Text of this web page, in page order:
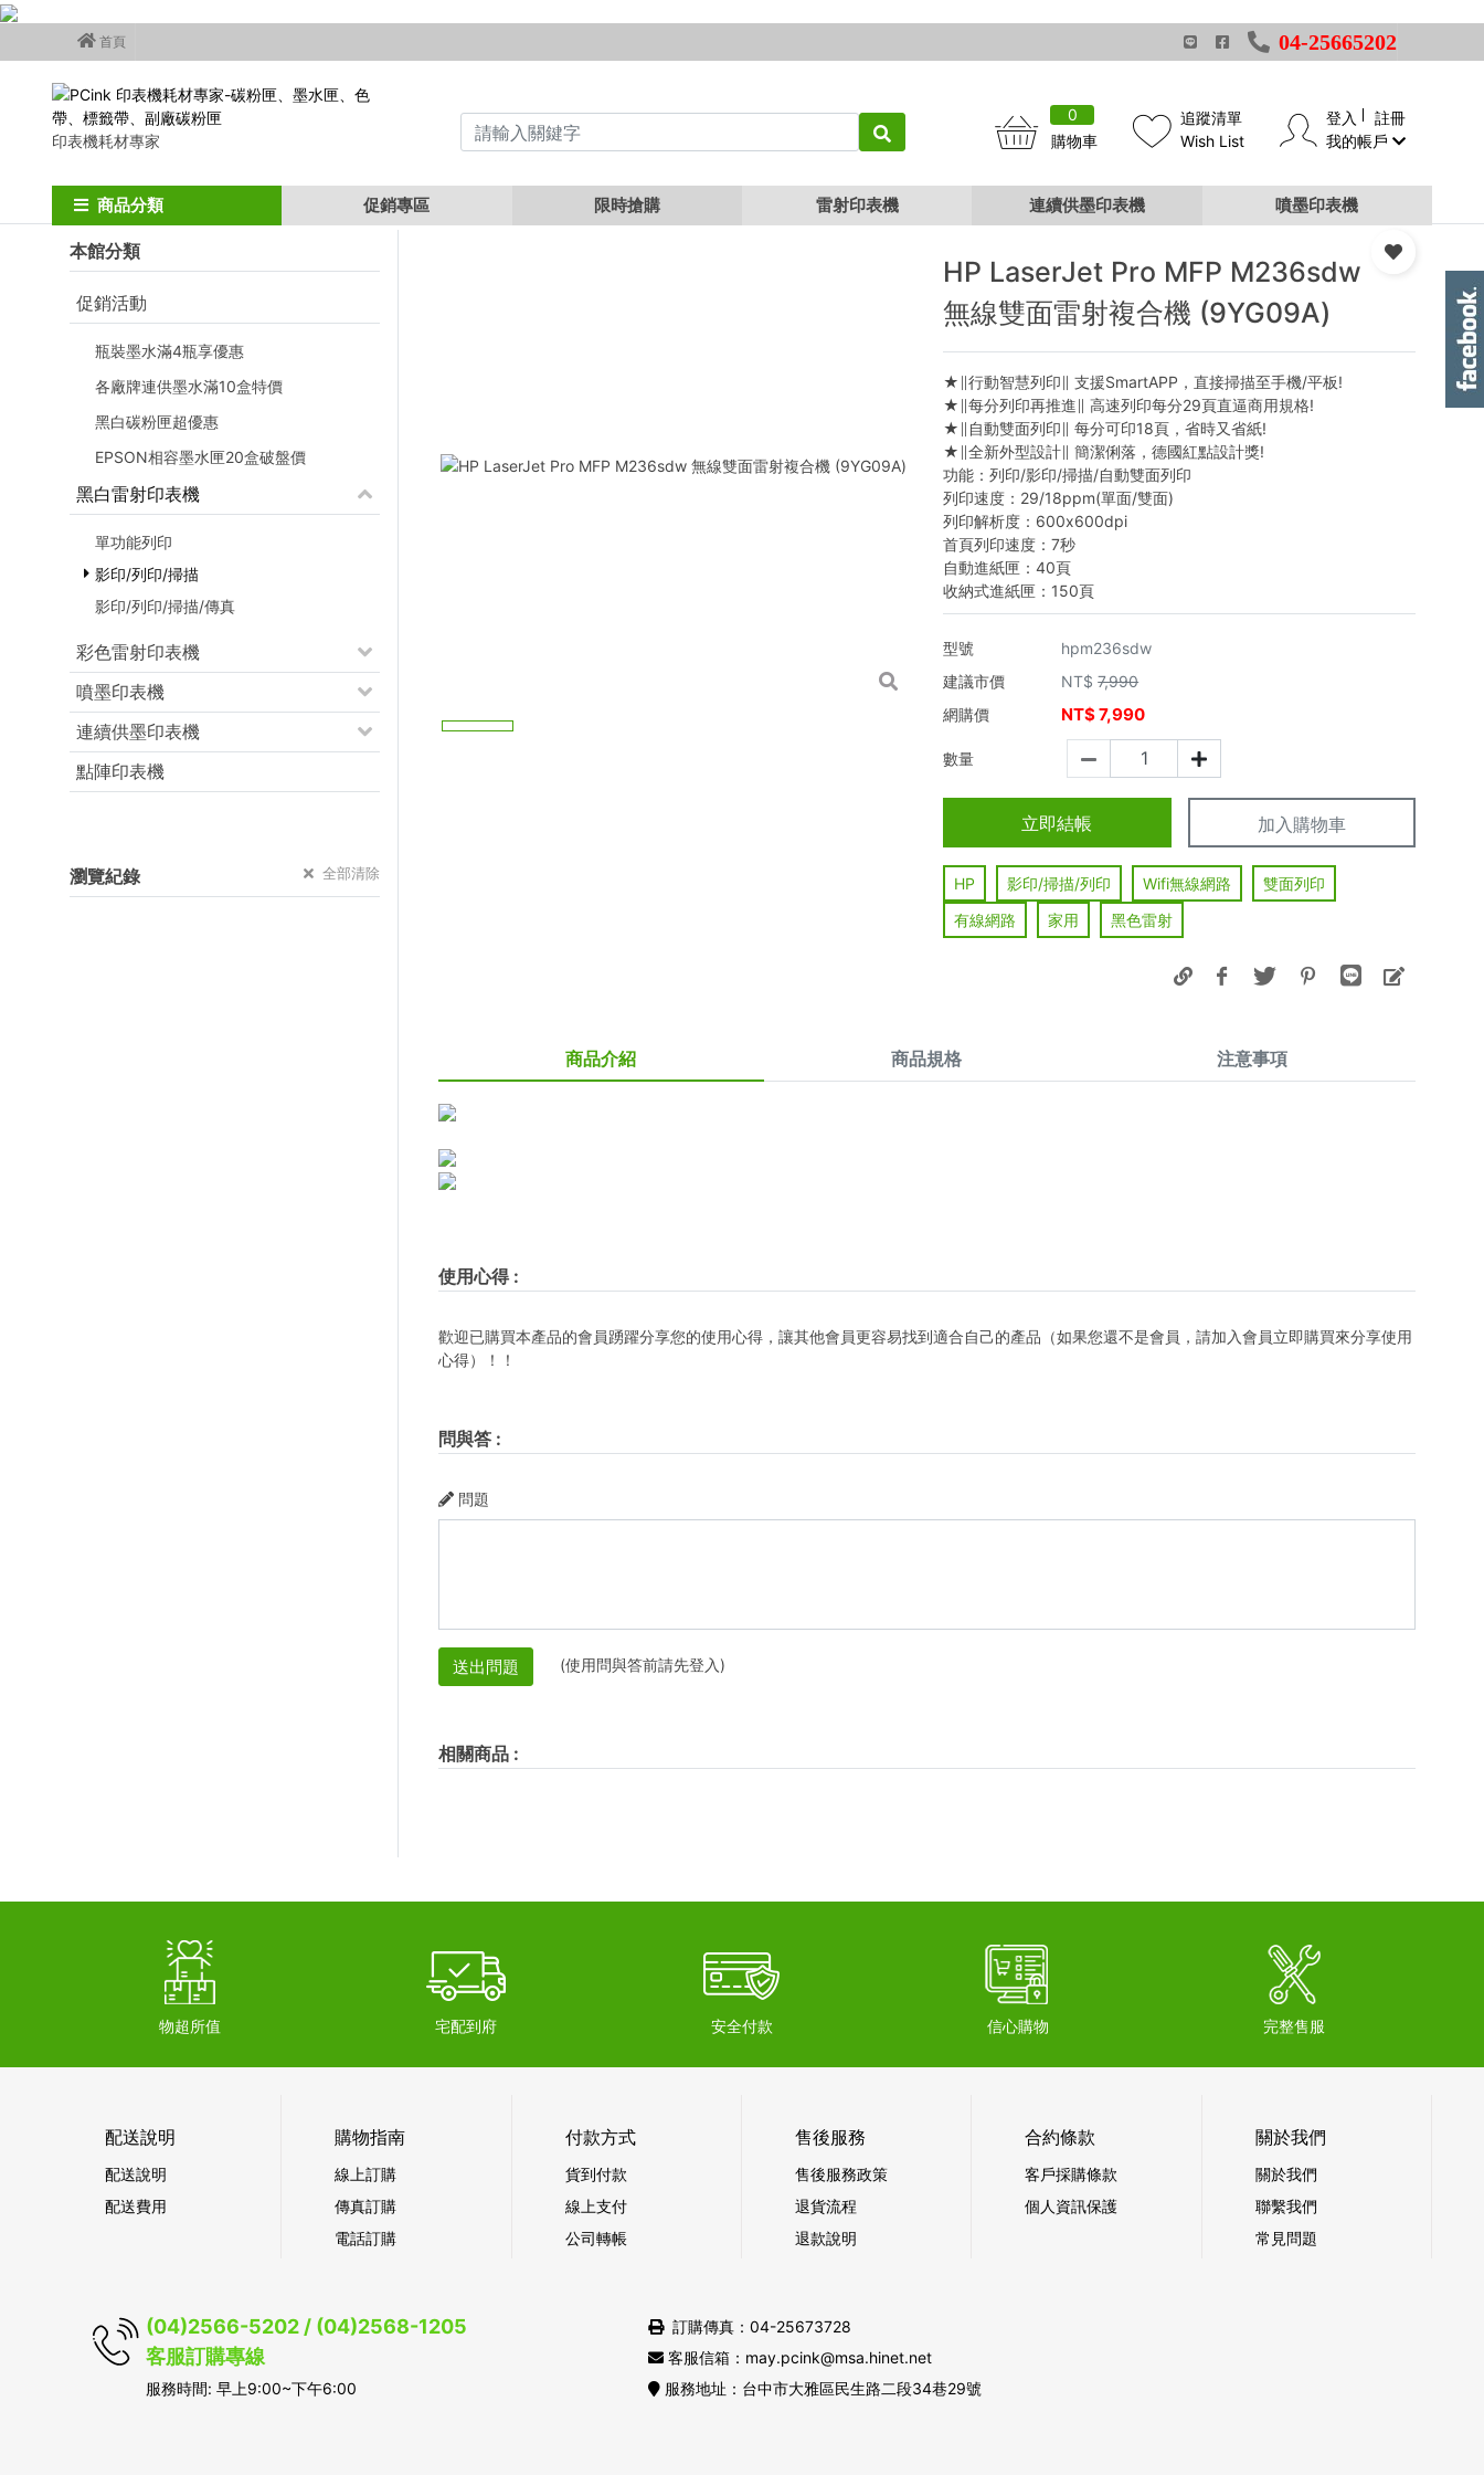
首頁 04-25665202
印表機耗材專家
0
購物車
追蹤清單
Wish List
登入
註冊
我的帳戶
商品分類 促銷專區 限時搶購 雷射印表機 連續供墨印表機 噴墨印表機
Home 印表機 黑白雷射印表機 影印/列印/掃描 HP LaserJet Pro MFP M236sdw 無線雙面雷射複合機 (9YG09A)
本館分類
促銷活動
瓶裝墨水滿4瓶享優惠
各廠牌連供墨水滿10盒特價
黑白碳粉匣超優惠
EPSON相容墨水匣20盒破盤價
黑白雷射印表機
單功能列印
影印/列印/掃描
影印/列印/掃描/傳真
彩色雷射印表機
噴墨印表機
連續供墨印表機
點陣印表機
瀏覽紀錄 全部清除
HP LaserJet Pro MFP M236sdw
無線雙面雷射複合機 (9YG09A)
★∥行動智慧列印∥ 支援SmartAPP，直接掃描至手機/平板!
★∥每分列印再推進∥ 高速列印每分29頁直逼商用規格!
★∥自動雙面列印∥ 每分可印18頁，省時又省紙!
★∥全新外型設計∥ 簡潔俐落，德國紅點設計獎!
功能：列印/影印/掃描/自動雙面列印
列印速度：29/18ppm(單面/雙面)
列印解析度：600x600dpi
首頁列印速度：7秒
自動進紙匣：40頁
收納式進紙匣：150頁
型號
hpm236sdw
建議市價
NT$ 7,990
網購價
NT$7,990
數量
立即結帳 加入購物車
HP 影印/掃描/列印 Wifi無線網路
雙面列印
有線網路
家用 黑色雷射
商品介紹 商品規格 注意事項
使用心得:
歡迎已購買本產品的會員踴躍分享您的使用心得，讓其他會員更容易找到適合自己的產品（如果您還不是會員，請加入會員立即購買來分享使用
心得）！！
問與答:
問題
送出問題 (使用問與答前請先登入)
相關商品:
物超所值 宅配到府 安全付款 信心購物 完整售服
配送說明
配送說明
配送費用
購物指南
線上訂購
傳真訂購
電話訂購
付款方式
貨到付款
線上支付
公司轉帳
售後服務
售後服務政策
退貨流程
退款說明
合約條款
客戶採購條款
個人資訊保護
關於我們
關於我們
聯繫我們
常見問題
(04)2566-5202 / (04)2568-1205
客服訂購專線
服務時間: 早上9:00~下午6:00
訂購傳真：04-25673728
客服信箱：may.pcink@msa.hinet.net
服務地址：台中市大雅區民生路二段34巷29號